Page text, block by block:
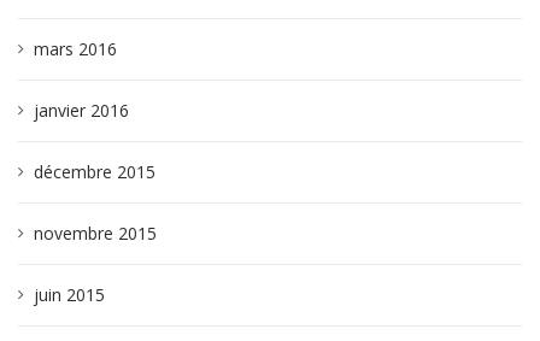
mars 2016
janvier 2016
décembre 2015
novembre 2015
juin 2015